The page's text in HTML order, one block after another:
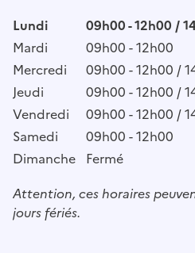
Lundi
09h00 - 12h00 /
Mardi
09h00 - 12h00
Mercredi
09h00 - 12h00 /
Jeudi
09h00 - 12h00 /
Vendredi
09h00 - 12h00 /
Samedi
09h00 - 12h00
Dimanche Fermé
Attention, ces horaires
jours fériés.